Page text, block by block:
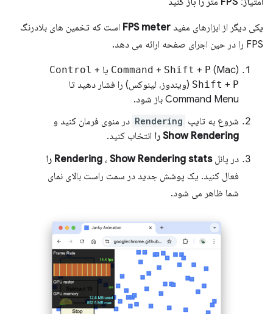
یکی دیگر از ابزارهای مفید FPS meter است که تخمین های بلادرنگ
FPS را در حین اجرای صفحه ارائه می دهد.
Command + Shift + P (Mac) یا Control +
Shift + P
(ویندوز، لینوکس) را فشار دهید تا
Command Menu باز شود.
شروع به تایپ Rendering در منوی فرمان کنید و
Show Rendering را
انتخاب کنید.
در پانل
Rendering ، Show Rendering stats را
فعال کنید. یک پوشش جدید در سمت راست بالای نمای
شما ظاهر می شود.